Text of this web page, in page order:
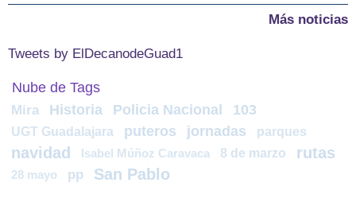
Más noticias
Tweets by ElDecanodeGuad1
Nube de Tags
Mira Historia Policia Nacional 103
UGT Guadalajara puteros jornadas parques
navidad Isabel Múñoz Caravaca 8 de marzo rutas
28 mayo pp San Pablo